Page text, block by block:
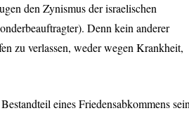
den Zynismus der israelischen
Denn kein anderer
zu verlassen, weder wegen Krankheit,
eines Friedensabkommens